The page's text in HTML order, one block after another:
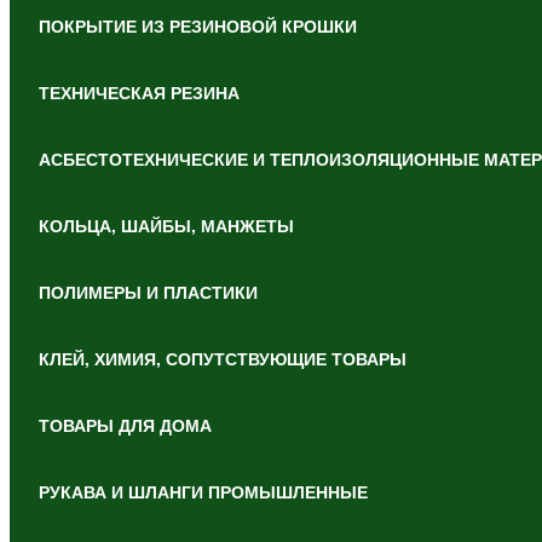
ПОКРЫТИЕ ИЗ РЕЗИНОВОЙ КРОШКИ
ТЕХНИЧЕСКАЯ РЕЗИНА
АСБЕСТОТЕХНИЧЕСКИЕ И ТЕПЛОИЗОЛЯЦИОННЫЕ
КОЛЬЦА, ШАЙБЫ, МАНЖЕТЫ
ПОЛИМЕРЫ И ПЛАСТИКИ
КЛЕЙ, ХИМИЯ, СОПУТСТВУЮЩИЕ ТОВАРЫ
ТОВАРЫ ДЛЯ ДОМА
РУКАВА И ШЛАНГИ ПРОМЫШЛЕННЫЕ